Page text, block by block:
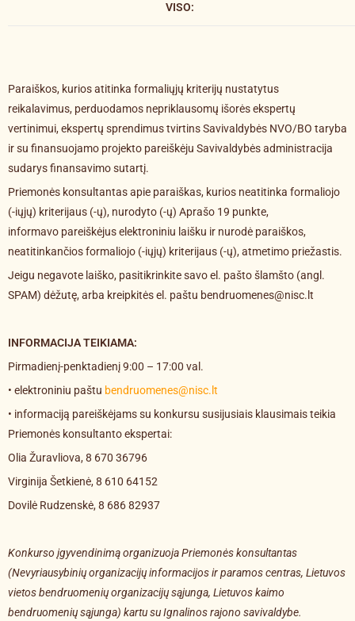
VISO:
Paraiškos, kurios atitinka formaliųjų kriterijų nustatytus
reikalavimus, perduodamos nepriklausomų išorės ekspertų
vertinimui, ekspertų sprendimus tvirtins Savivaldybės NVO/BO taryba
ir su finansuojamo projekto pareiškėju Savivaldybės administracija
sudarys finansavimo sutartį.
Priemonės konsultantas apie paraiškas, kurios neatitinka formaliojo
(-iųjų) kriterijaus (-ų), nurodyto (-ų) Aprašo 19 punkte,
informаvо pareiškėjus elektroniniu laišku ir nurodė paraiškos,
neatitinkančios formaliojo (-iųjų) kriterijaus (-ų), atmetimo priežastis.
Jeigu negavote laiško, pasitikrinkite savo el. pašto šlamšto (angl.
SPAM) dėžutę, arba kreipkitės el. paštu bendruomenes@nisc.lt
INFORMACIJA TEIKIAMA:
Pirmadienį-penktadienį 9:00 – 17:00 val.
• elektroniniu paštu bendruomenes@nisc.lt
• informaciją pareiškėjams su konkursu susijusiais klausimais teikia
Priemonės konsultanto ekspertai:
Olia Žuravliova, 8 670 36796
Virginija Šetkienė, 8 610 64152
Dovilė Rudzenskė, 8 686 82937
Konkurso įgyvendinimą organizuoja Priemonės konsultantas
(Nevyriausybinių organizacijų informacijos ir paramos centras, Lietuvos
vietos bendruomenių organizacijų sąjunga, Lietuvos kaimo
bendruomenių sąjunga) kartu su Ignalinos rajono savivaldybe.